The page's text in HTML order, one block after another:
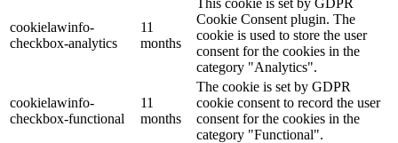
cookielawinfo-
checkbox-analytics
11
months
Cookie Consent plugin. The
cookie is used to store the user
consent for the cookies in the
category "Analytics".
cookielawinfo-
checkbox-functional
11
months
The cookie is set by GDPR
cookie consent to record the user
consent for the cookies in the
category "Functional".